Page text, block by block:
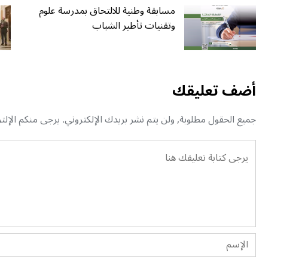
مسابقة وطنية للالتحاق بمدرسة علوم
وتقنيات تأطير الشباب
أضف تعليقك
جميع الحقول مطلوبة, ولن يتم نشر بريدك الإلكتروني. يرجى منكم